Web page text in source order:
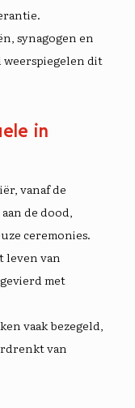
synagogen en
weerspiegelen dit
in
vanaf de
de dood,
ceremonies.
leven van
met
vaak bezegeld,
van